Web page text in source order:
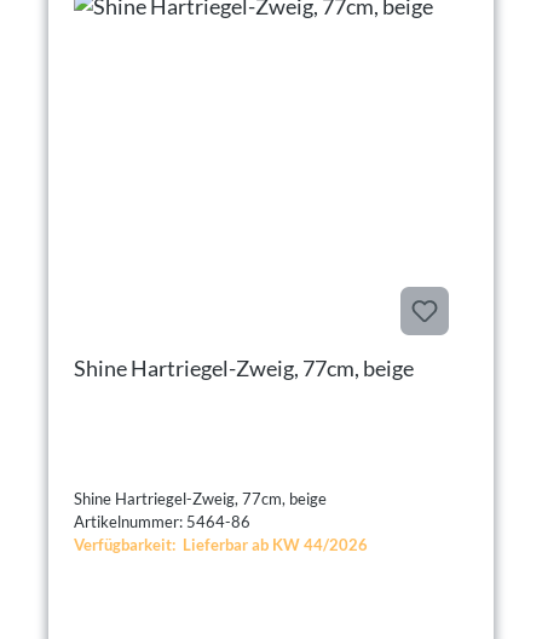
Shine Hartriegel-Zweig, 77cm, beige
Shine Hartriegel-Zweig, 77cm, beige
Artikelnummer: 5464-86
Verfügbarkeit: Lieferbar ab KW 44/2026